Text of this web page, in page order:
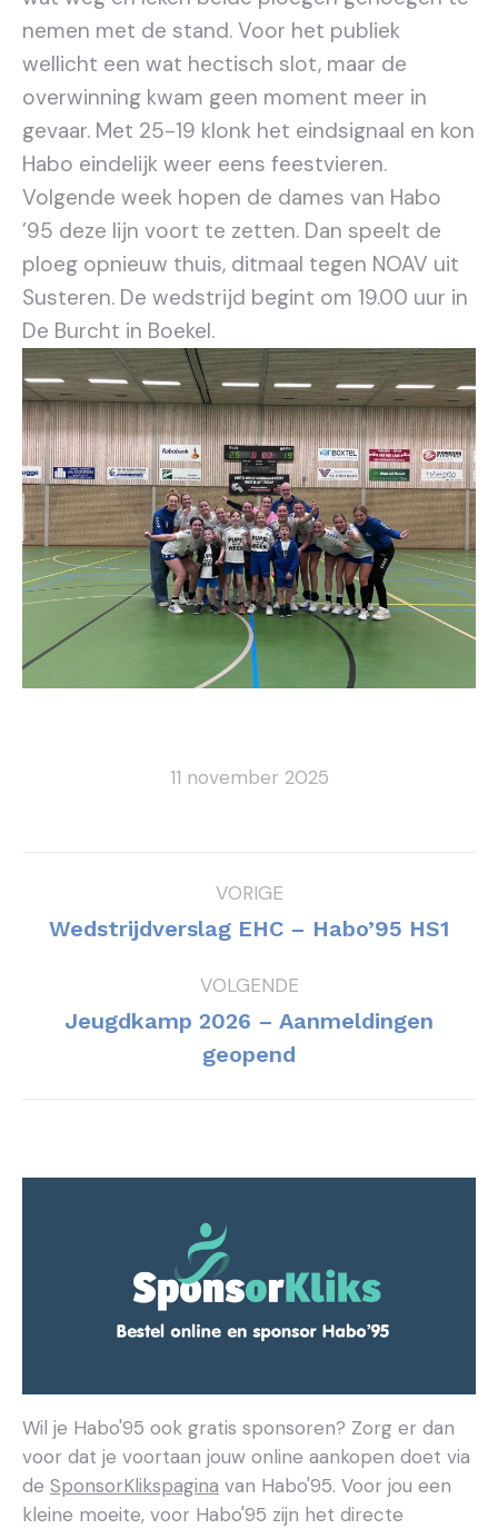
nemen met de stand. Voor het publiek
wellicht een wat hectisch slot, maar de
overwinning kwam geen moment meer in
gevaar. Met 25-19 klonk het eindsignaal en kon
Habo eindelijk weer eens feestvieren.
Volgende week hopen de dames van Habo
’95 deze lijn voort te zetten. Dan speelt de
ploeg opnieuw thuis, ditmaal tegen NOAV uit
Susteren. De wedstrijd begint om 19.00 uur in
De Burcht in Boekel.
11 november 2025
navigatie
VORIGE
Vorig
Wedstrijdverslag EHC – Habo’95 HS1
VOLGENDE
Volgend
bericht
Jeugdkamp 2026 – Aanmeldingen
geopend
Wil je Habo'95 ook gratis sponsoren? Zorg er dan
voor dat je voortaan jouw online aankopen doet via
de SponsorKlikspagina van Habo'95. Voor jou een
kleine moeite, voor Habo'95 zijn het directe